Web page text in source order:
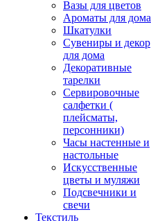
Вазы для цветов
Ароматы для дома
Шкатулки
Сувениры и декор
для дома
Декоративные
тарелки
Сервировочные
салфетки (
плейсматы,
персонники)
Часы настенные и
настольные
Искусственные
цветы и муляжи
Подсвечники и
свечи
Текстиль